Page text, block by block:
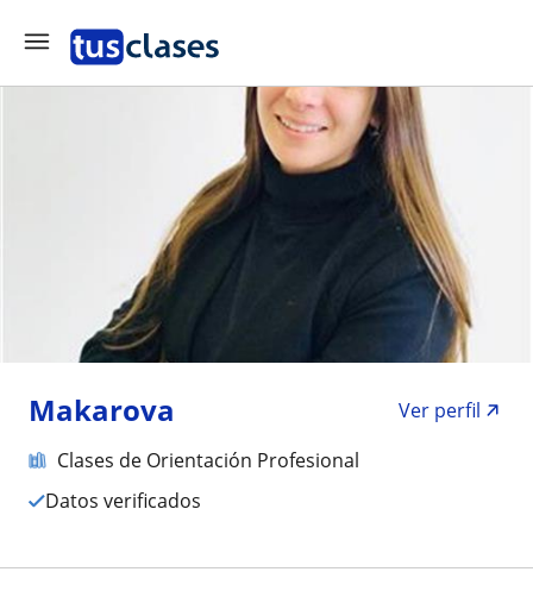
Makarova
Ver perfil
Clases de Orientación Profesional
Datos verificados